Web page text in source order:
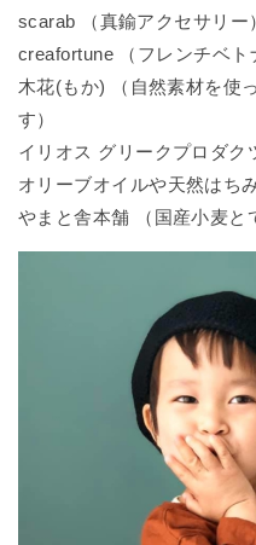
scarab （真鍮アクセサリー
creafortune （フレンチベト
木花(もか) （自然素材を使
す）
イリオス グリークプロダ
オリーブオイルや天然はち
やまと舎本舗 （国産小麦と